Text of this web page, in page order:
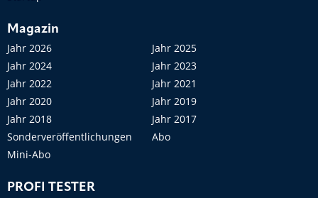
Magazin
Jahr 2026
Jahr 2025
Jahr 2024
Jahr 2023
Jahr 2022
Jahr 2021
Jahr 2020
Jahr 2019
Jahr 2018
Jahr 2017
Sonderveröffentlichungen
Abo
Mini-Abo
PROFI TESTER